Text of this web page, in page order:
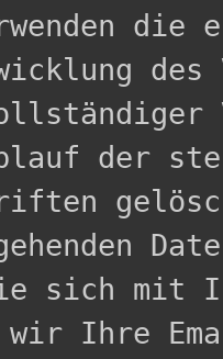
die
der
sich mit
wir Ihre